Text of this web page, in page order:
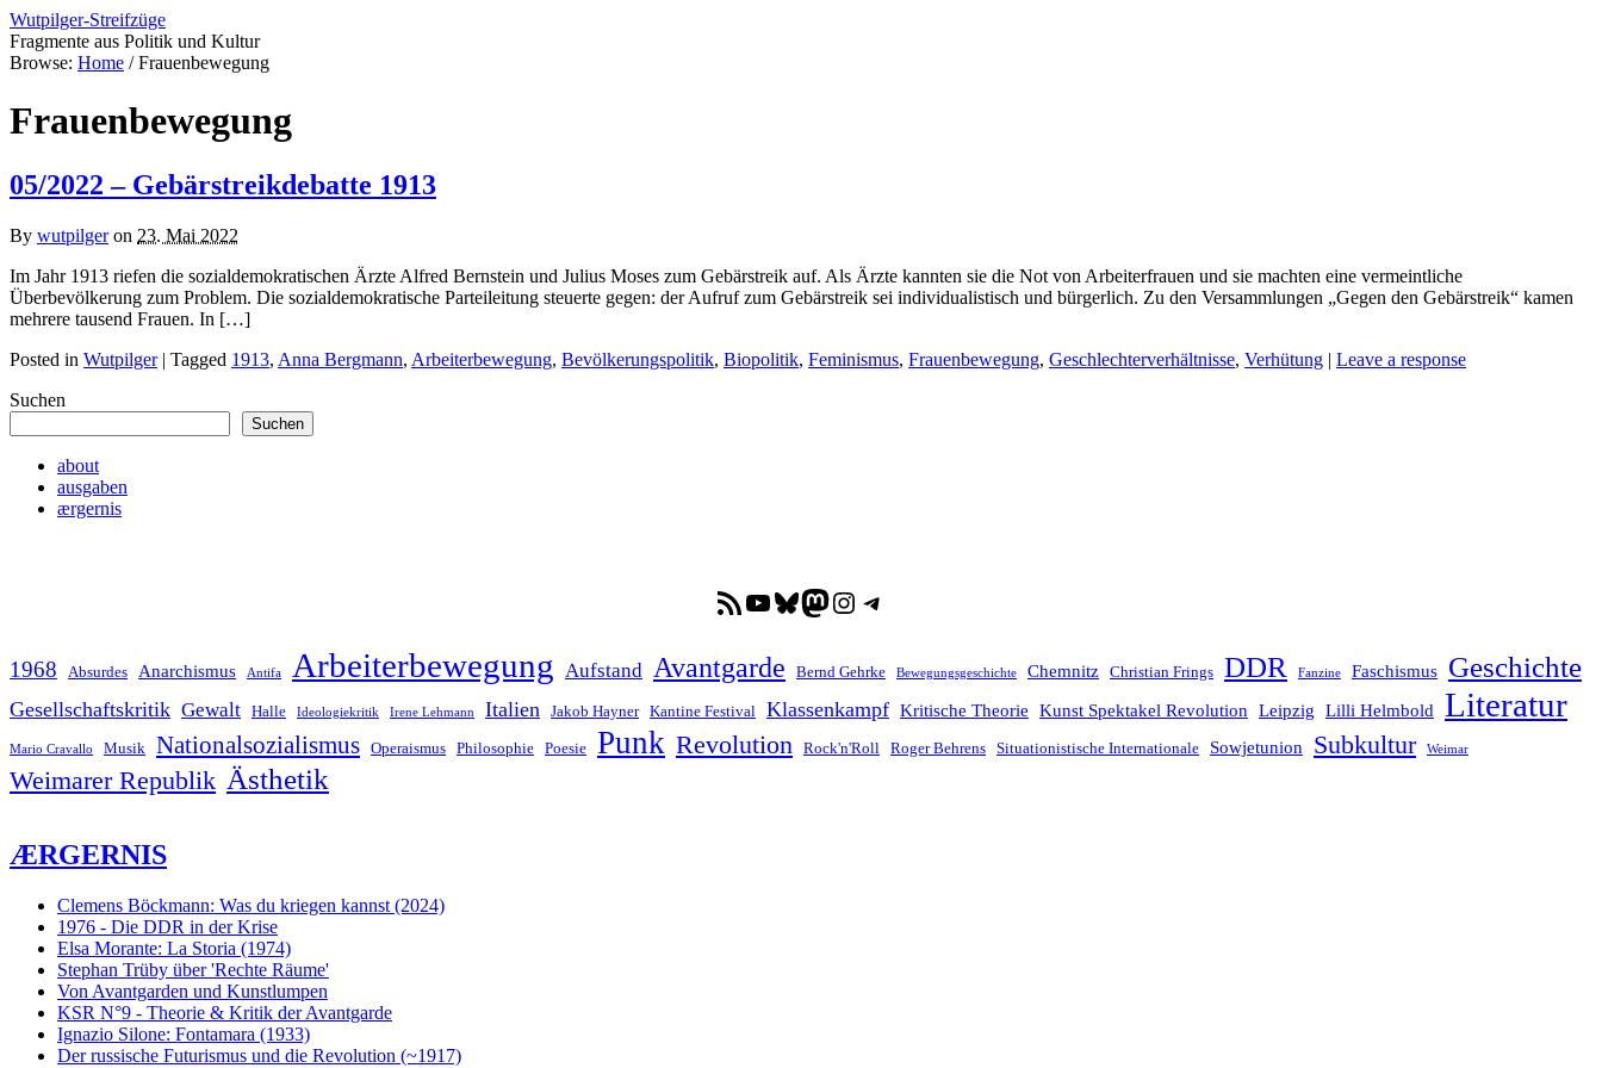
Wutpilger-Streifzüge
Fragmente aus Politik und Kultur
Browse: Home / Frauenbewegung
Frauenbewegung
05/2022 – Gebärstreikdebatte 1913
By wutpilgeron 23. Mai 2022
Im Jahr 1913 riefen die sozialdemokratischen Ärzte Alfred Bernstein und Julius Moses zum Gebärstreik auf. Als Ärzte kannten sie die Not von Arbeiterfrauen und sie machten eine vermeintliche
Überbevölkerung zum Problem. Die sozialdemokratische Parteileitung steuerte gegen: der Aufruf zum Gebärstreik sei individualistisch und bürgerlich. Zu den Versammlungen „Gegen den Gebärstreik“ kamen
mehrere tausend Frauen. In […]
Posted in Wutpilger | Tagged 1913, Anna Bergmann, Arbeiterbewegung, Bevölkerungspolitik, Biopolitik, Feminismus, Frauenbewegung, Geschlechterverhältnisse, Verhütung | Leave a response
Suchen
Suchen
about
ausgaben
ærgernis
RSS-FeedYouTube
Bluesky
Mastodon
Instagram
Telegram
1968 Absurdes Anarchismus Antifa Arbeiterbewegung Aufstand Avantgarde Bernd Gehrke Bewegungsgeschichte Chemnitz Christian Frings DDR Fanzine Faschismus Geschichte
Gesellschaftskritik Gewalt Halle Ideologiekritik Irene Lehmann Italien Jakob Hayner Kantine Festival Klassenkampf Kritische Theorie Kunst Spektakel Revolution Leipzig Lilli Helmbold Literatur
Mario Cravallo Musik Nationalsozialismus Operaismus Philosophie Poesie Punk Revolution Rock'n'Roll Roger Behrens Situationistische Internationale Sowjetunion Subkultur Weimar
Weimarer Republik Ästhetik
ÆRGERNIS
Clemens Böckmann: Was du kriegen kannst (2024)
1976 - Die DDR in der Krise
Elsa Morante: La Storia (1974)
Stephan Trüby über 'Rechte Räume'
Von Avantgarden und Kunstlumpen
KSR N°9 - Theorie & Kritik der Avantgarde
Ignazio Silone: Fontamara (1933)
Der russische Futurismus und die Revolution (~1917)